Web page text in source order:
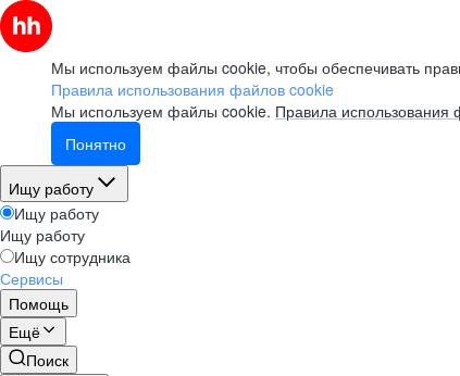
Мы используем файлы cookie, чтобы обеспечивать
Правила использования файлов cookie
Мы используем файлы cookie. Правила использования
Понятно
Ищу работу
Ищу работу
Ищу работу
Ищу сотрудника
Сервисы
Помощь
Ещё
Поиск